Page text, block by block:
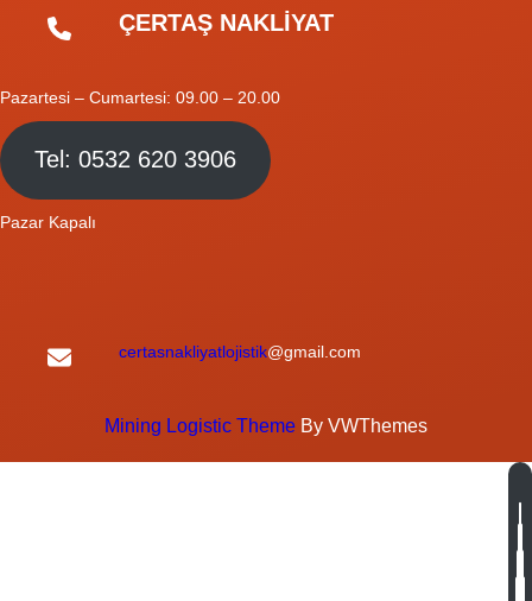
ÇERTAŞ NAKLİYAT
Pazartesi – Cumartesi: 09.00 – 20.00
Tel: 0532 620 3906
Pazar Kapalı
certasnakliyatlojistik@gmail.com
Mining Logistic Theme By VWThemes